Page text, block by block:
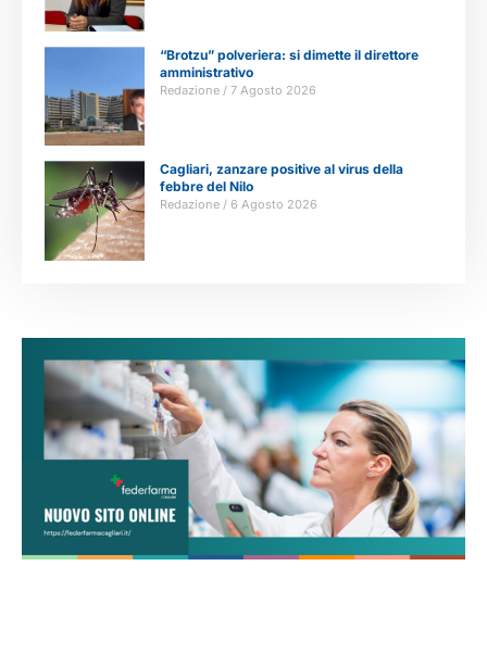
“Brotzu” polveriera: si dimette il direttore
amministrativo
Redazione 7 Agosto 2026
Cagliari, zanzare positive al virus della
febbre del Nilo
Redazione 6 Agosto 2026